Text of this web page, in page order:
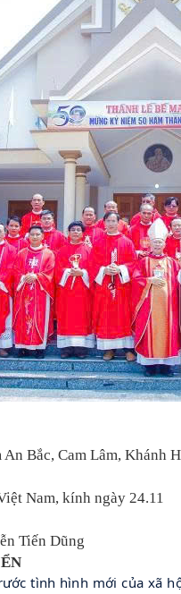
Bắc, Cam Lâm, Khánh
Nam, kính ngày 24.11
Tiến Dũng
tình hình mới của